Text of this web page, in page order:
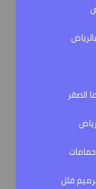
الصقر
فلل